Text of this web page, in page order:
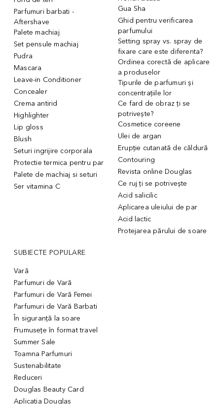
Parfumuri barbati -
Aftershave
Palete machiaj
Set pensule machiaj
Pudra
Mascara
Leave-in Conditioner
Concealer
Crema antirid
Highlighter
Lip gloss
Blush
Seturi ingrijire corporala
Protectie termica pentru par
Palete de machiaj si seturi
Ser vitamina C
Gua Sha
Ghid pentru verificarea
parfumului
Setting spray vs. spray de
fixare care este diferenta?
Ordinea corectă de aplicare
a produselor
Tipurile de parfumuri și
concentrațiile lor
Ce fard de obraz ți se
potrivește?
Cosmetice coreene
Ulei de argan
Erupție cutanată de căldură
Contouring
Revista online Douglas
Ce ruj ți se potrivește
Acid salicilic
Aplicarea uleiului de par
Acid lactic
Protejarea părului de soare
SUBIECTE POPULARE
Vară
Parfumuri de Vară
Parfumuri de Vară Femei
Parfumuri de Vară Barbati
În siguranță la soare
Frumusețe în format travel
Summer Sale
Toamna Parfumuri
Sustenabilitate
Reduceri
Douglas Beauty Card
Aplicația Douglas